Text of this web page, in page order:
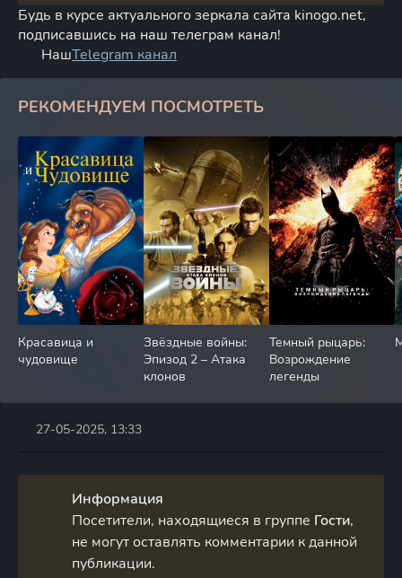
Будь в курсе актуального зеркала сайта kinogo.net,
подписавшись на наш телеграм канал!
НашTelegram канал
РЕКОМЕНДУЕМ ПОСМОТРЕТЬ
Красавица и
чудовище
Звёздные войны:
Эпизод 2 – Атака
клонов
Темный рыцарь:
Возрождение
легенды
27-05-2025, 13:33
Информация
Посетители, находящиеся в группе Гости,
не могут оставлять комментарии к данной
публикации.